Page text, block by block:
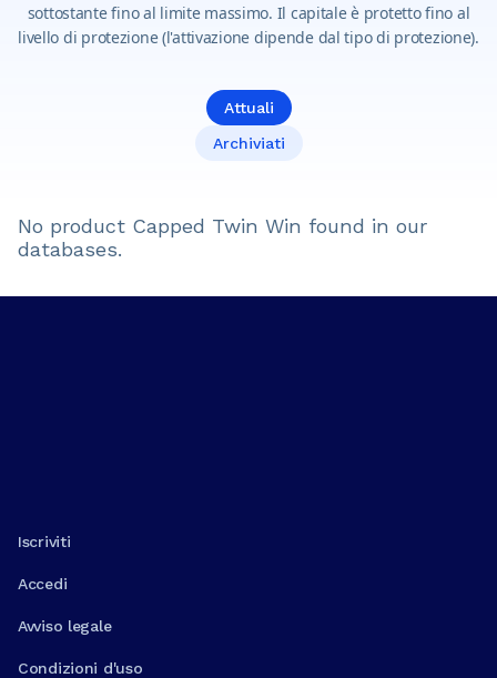
sottostante fino al limite massimo. Il capitale è protetto fino al
livello di protezione (l'attivazione dipende dal tipo di protezione).
Attuali
Archiviati
No product Capped Twin Win found in our
databases.
Iscriviti
Accedi
Avviso legale
Condizioni d'uso